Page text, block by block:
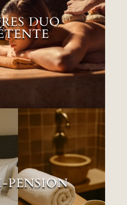
DUO
DUO
PLUS
PENSION
PENSION
PLUS